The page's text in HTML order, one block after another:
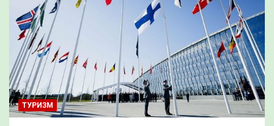
ТУРИЗМ